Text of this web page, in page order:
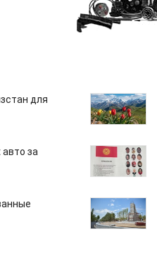
для
за